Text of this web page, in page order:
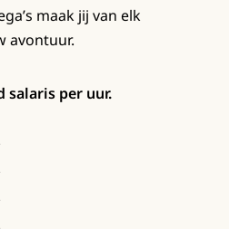
maak jij van elk
avontuur.
salaris per uur.